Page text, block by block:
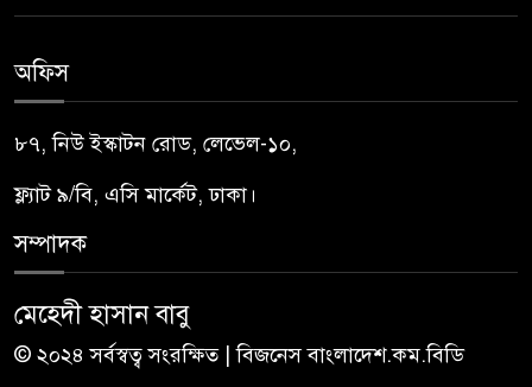
অফিস
৮৭, নিউ ইস্কাটন রোড, লেভেল-১০,
ফ্ল্যাট ৯/বি, এসি মার্কেট, ঢাকা।
সম্পাদক
মেহেদী হাসান বাবু
© ২০২৪ সর্বস্বত্ব সংরক্ষিত | বিজনেস বাংলাদেশ.কম.বিডি